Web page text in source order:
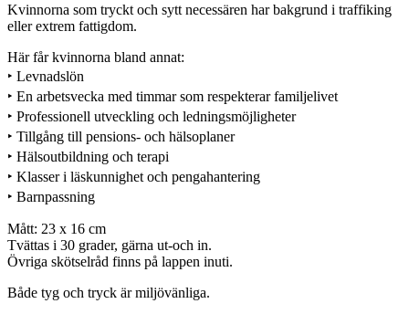
Kvinnorna som tryckt och sytt necessären har bakgrund i traffiking
eller extrem fattigdom.
Här får kvinnorna bland annat:
‣ Levnadslön
‣ En arbetsvecka med timmar som respekterar familjelivet
‣ Professionell utveckling och ledningsmöjligheter
‣ Tillgång till pensions- och hälsoplaner
‣ Hälsoutbildning och terapi
‣ Klasser i läskunnighet och pengahantering
‣ Barnpassning
Mått: 23 x 16 cm
Tvättas i 30 grader, gärna ut-och in.
Övriga skötselråd finns på lappen inuti.
Både tyg och tryck är miljövänliga.